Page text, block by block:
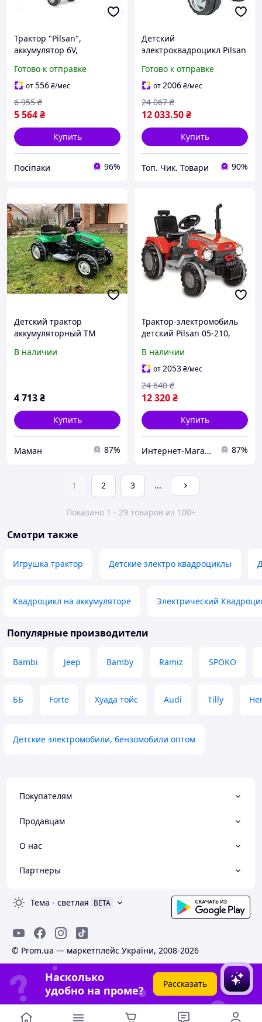
Трактор "Pilsan",
аккумулятор 6V,
колеса с резиновыми
накладками, 05-116
Готово к отправке
от556₴/мес
5 564₴
6 955 ₴
Купить
Посіпаки 96%
Детский
электроквадроцикл Pilsan
широкое удобное
сидение, 2 передачи,
цвет красный
Готово к отправке
от2006₴/мес
12 033.50₴
24 067 ₴
Купить
Топ. Чик. Товари 90%
Детский трактор
аккумуляторный TM
В наличии
4 713₴
Купить
Маман 87%
Трактор-электромобиль
детский Pilsan 05-210,
бесшумные колеса,
подсветка фар, красный
В наличии
от2053₴/мес
12 320₴
24 640 ₴
Купить
Интернет-Магазину tops.shop.7km 87%
1 2 3 ...
Показано 1 - 29 товаров из 100+
Смотри также
Игрушка трактор Детские электро квадроциклы
Квадроцикл на аккумуляторе Электрический
Популярные производители
Bambi Jeep Bamby Ramiz SPOKO
ББ Forte Хуада тойс Audi Tilly
Детские электромобили, бензомобили оптом
Покупателям
Продавцам
О нас
Партнеры
Тема - светлая BETA
© Prom.ua — маркетплейс України, 2008-2026
Насколько
удобно на проме?
Рассказать